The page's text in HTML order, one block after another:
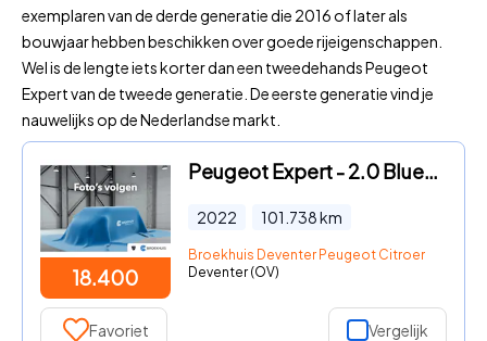
exemplaren van de derde generatie die 2016 of later als
bouwjaar hebben beschikken over goede rijeigenschappen.
Wel is de lengte iets korter dan een tweedehands Peugeot
Expert van de tweede generatie. De eerste generatie vind je
nauwelijks op de Nederlandse markt.
18.400
Peugeot Expert - 2.0 BlueHDI 145 PK | AUTOMAAT | CAMERA | BETIMMERING | SIDE
2022 101.738km
Broekhuis Deventer Peugeot Citroen
Deventer (OV)
Favoriet Vergelijk